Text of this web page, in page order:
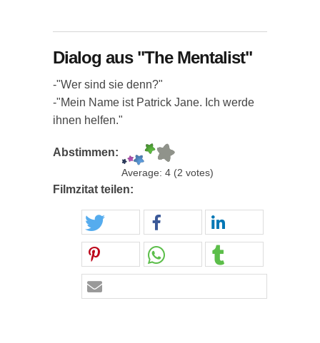
Dialog aus "The Mentalist"
-"Wer sind sie denn?"
-"Mein Name ist Patrick Jane. Ich werde
ihnen helfen."
Abstimmen:
Average: 4 (2 votes)
Filmzitat teilen: